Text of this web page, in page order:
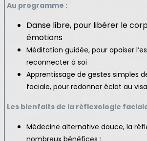
Au programme :
Danse libre, pour libérer le
émotions
Méditation guidée, pour apaiser
reconnecter à soi
Apprentissage de gestes simples
faciale, pour redonner éclat au
Les bienfaits de la réflexologie
Médecine alternative douce, la